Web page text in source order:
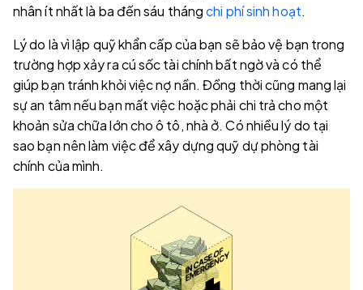
nhân ít nhất là ba đến sáu thángchi phí sinh hoạt.
Lý do là vì lập quỹ khẩn cấp của bạn sẽ bảo vệ bạn trong
trường hợp xảy ra cú sốc tài chính bất ngờ và có thể
giúp bạn tránh khỏi việc nợ nần. Đồng thời cũng mang lại
sự an tâm nếu bạn mất việc hoặc phải chi trả cho một
khoản sửa chữa lớn cho ô tô, nhà ở. Có nhiều lý do tại
sao bạn nên làm việc để xây dựng quỹ dự phòng tài
chính của mình.